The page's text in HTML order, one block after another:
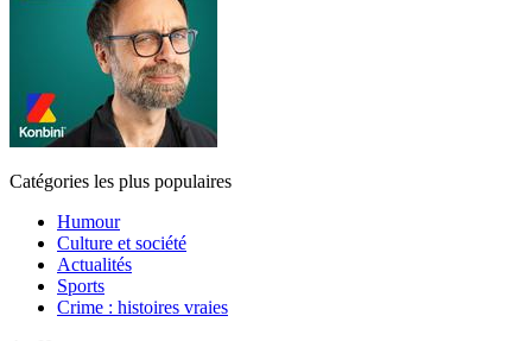
Catégories les plus populaires
Humour
Culture et société
Actualités
Sports
Crime : histoires vraies